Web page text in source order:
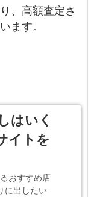
、高額査定さ
ます。
はいく
イトを
おすすめ店
に出したい